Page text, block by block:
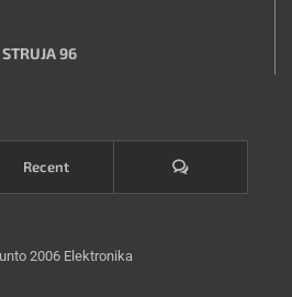
96
Recent Komentari
2006 Elektronika